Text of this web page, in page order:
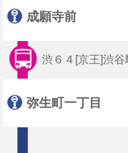
成願寺前
渋６４[京王]渋谷
弥生町一丁目